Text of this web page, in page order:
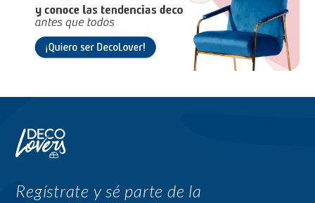
Regístrate y sé parte de la